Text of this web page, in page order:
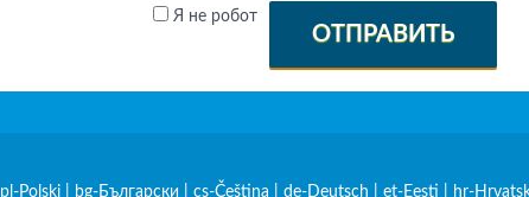
Я не робот
ОТПРАВИТЬ
pl-Polski bg-Български cs-Čeština de-Deutsch et-Eesti hr-